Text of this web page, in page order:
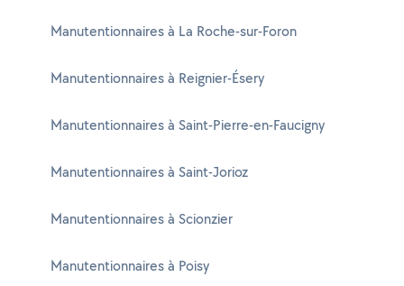
Manutentionnaires à La Roche-sur-Foron
Manutentionnaires à Reignier-Ésery
Manutentionnaires à Saint-Pierre-en-Faucigny
Manutentionnaires à Saint-Jorioz
Manutentionnaires à Scionzier
Manutentionnaires à Poisy